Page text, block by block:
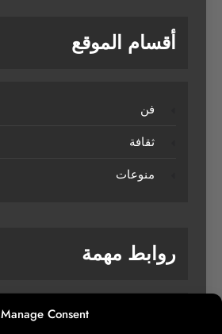
Manage Consent
أقسام الموقع
فن
ثقافة
منوعات
روابط مهمة